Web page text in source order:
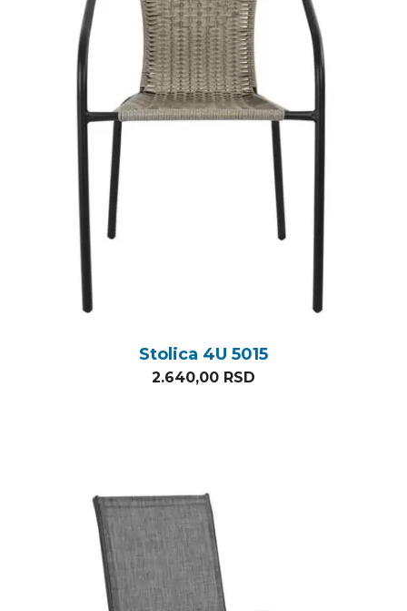
Stolica 4U 5015
2.640,00 RSD